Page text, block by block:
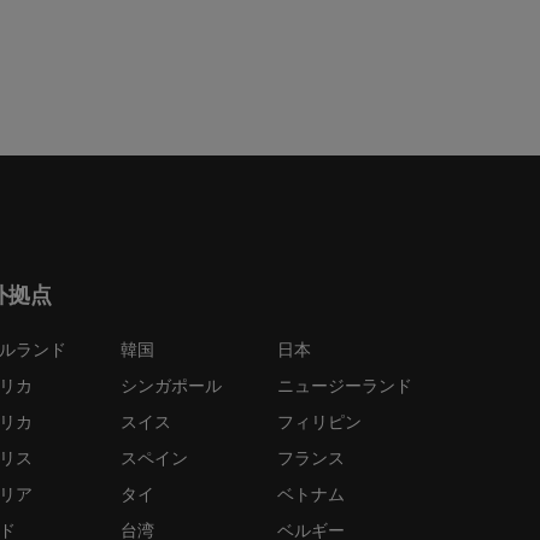
拠点
ランド
カ
カ
ス
ア
韓国
シンガポール
スイス
スペイン
タイ
台湾
日本
ニュージーランド
フィリピン
フランス
ベトナム
ベルギー